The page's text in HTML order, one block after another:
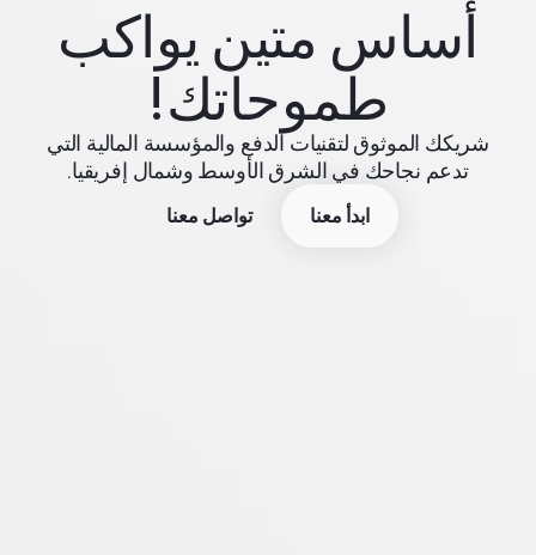
أساس متين يواكب
طموحاتك!
شريكك الموثوق لتقنيات الدفع والمؤسسة المالية التي
تدعم نجاحك في الشرق الأوسط وشمال إفريقيا.
ابدأ معنا تواصل معنا